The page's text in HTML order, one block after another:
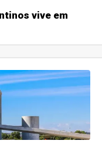
vive em